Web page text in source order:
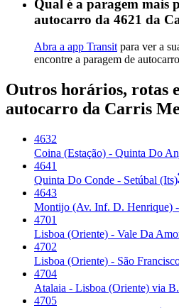
Qual é a paragem mais
autocarro da 4621 da
Abra a app Transit para ver a
encontre a paragem de
Outros horários, rotas
autocarro da Carris
4632
Coina (Estação) - Quinta Do
4641
Quinta Do Conde - Setúbal (Its)
4643
Montijo (Av. Inf. D. Henrique)
4701
Lisboa (Oriente) - Vale Da
4702
Lisboa (Oriente) - São
4704
Atalaia - Lisboa (Oriente) via
4705